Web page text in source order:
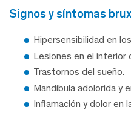
signos y síntomas
Hipersensibilidad en
Lesiones en el interior
Trastornos del sueño.
Mandíbula adolorida y
Inflamación y dolor en